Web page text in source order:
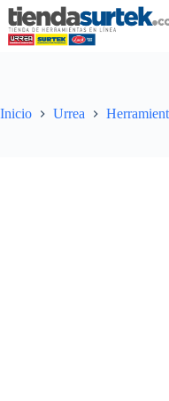
Saltar
al
contenido
Inicio Urrea